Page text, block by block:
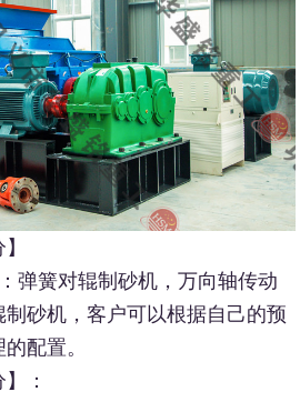
弹簧对辊制砂机，万向轴传动
砂机，客户可以根据自己的预
配置。
：